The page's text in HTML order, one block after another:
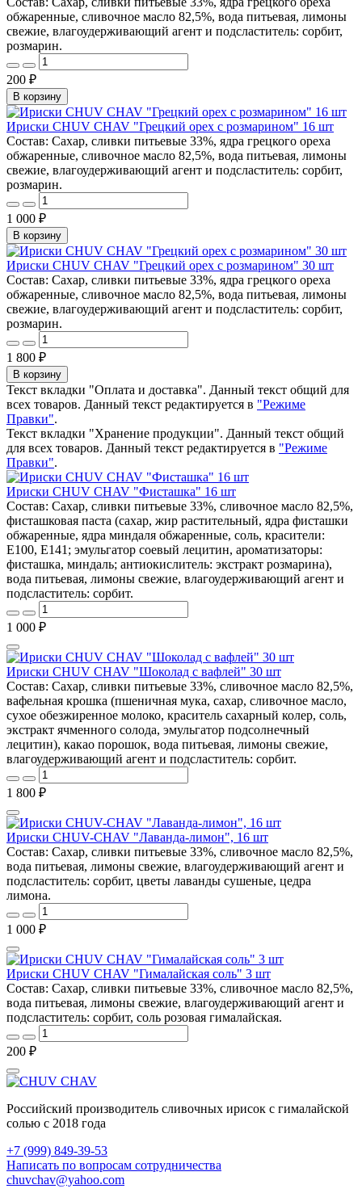
обжаренные, сливочное масло 82,5%, вода питьевая, лимоны
свежие, влагоудерживающий агент и подсластитель: сорбит,
розмарин.
200 ₽
В корзину
Ириски CHUV CHAV "Грецкий орех с розмарином" 16 шт
Состав: Сахар, сливки питьевые 33%, ядра грецкого ореха
обжаренные, сливочное масло 82,5%, вода питьевая, лимоны
свежие, влагоудерживающий агент и подсластитель: сорбит,
розмарин.
1 000 ₽
В корзину
Ириски CHUV CHAV "Грецкий орех с розмарином" 30 шт
Состав: Сахар, сливки питьевые 33%, ядра грецкого ореха
обжаренные, сливочное масло 82,5%, вода питьевая, лимоны
свежие, влагоудерживающий агент и подсластитель: сорбит,
розмарин.
1 800 ₽
В корзину
Текст вкладки "Оплата и доставка". Данный текст общий для
всех товаров. Данный текст редактируется в "Режиме
Правки".
Текст вкладки "Хранение продукции". Данный текст общий
для всех товаров. Данный текст редактируется в "Режиме
Правки".
Ириски CHUV CHAV "Фисташка" 16 шт
Состав: Сахар, сливки питьевые 33%, сливочное масло 82,5%,
фисташковая паста (сахар, жир растительный, ядра фисташки
обжаренные, ядра миндаля обжаренные, соль, красители:
E100, E141; эмульгатор соевый лецитин, ароматизаторы:
фисташка, миндаль; антиокислитель: экстракт розмарина),
вода питьевая, лимоны свежие, влагоудерживающий агент и
подсластитель: сорбит.
1 000 ₽
Ириски CHUV CHAV "Шоколад с вафлей" 30 шт
Состав: Сахар, сливки питьевые 33%, сливочное масло 82,5%,
вафельная крошка (пшеничная мука, сахар, сливочное масло,
сухое обезжиренное молоко, краситель сахарный колер, соль,
экстракт ячменного солода, эмульгатор подсолнечный
лецитин), какао порошок, вода питьевая, лимоны свежие,
влагоудерживающий агент и подсластитель: сорбит.
1 800 ₽
Ириски CHUV-CHAV "Лаванда-лимон", 16 шт
Состав: Сахар, сливки питьевые 33%, сливочное масло 82,5%,
вода питьевая, лимоны свежие, влагоудерживающий агент и
подсластитель: сорбит, цветы лаванды сушеные, цедра
лимона.
1 000 ₽
Ириски CHUV CHAV "Гималайская соль" 3 шт
Состав: Cахар, сливки питьевые 33%, сливочное масло 82,5%,
вода питьевая, лимоны свежие, влагоудерживающий агент и
подсластитель: сорбит, соль розовая гималайская.
200 ₽
Российский производитель сливочных ирисок с гималайской
солью с 2018 года
+7 (999) 849-39-53
Написать по вопросам сотрудничества
chuvchav@yahoo.com